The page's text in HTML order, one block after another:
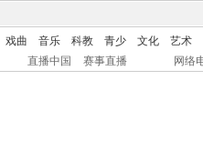
戏曲 音乐 科教 青少 文化
艺术
直播中国 赛事直播 网络